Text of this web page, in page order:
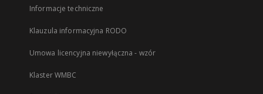
Informacje techniczne
Klauzula informacyjna RODO
Umowa licencyjna niewyłączna - wzór
Klaster WMBC